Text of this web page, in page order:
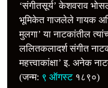
‘संगीतसूर्य’ केशवराव
भूमिकेत गाजलेले गायक
मुलगा’ या नाटकांतील
ललितकलादर्श संगीत नाटक
महत्त्वाकांक्षा’ इ. अनेक
(जन्म: ९ ऑगस्ट१८९०)